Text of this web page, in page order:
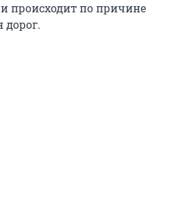
происходит по причине
дорог.